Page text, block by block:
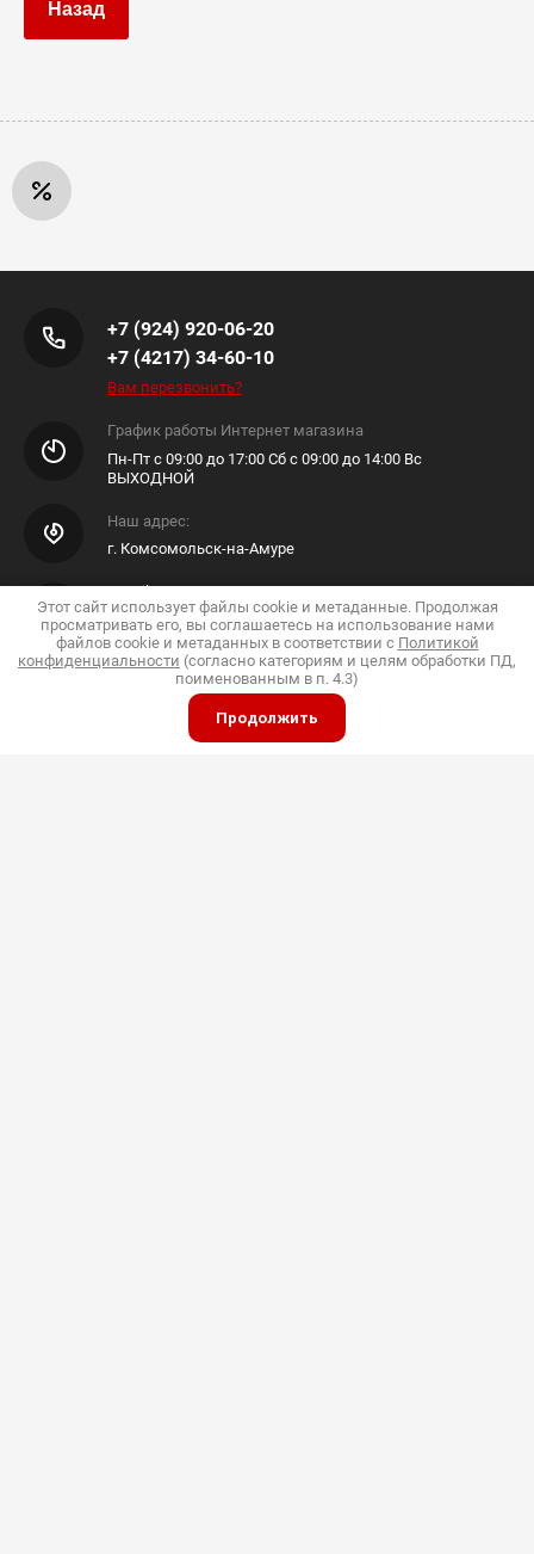
Назад
+7 (924) 920-06-20
+7 (4217) 34-60-10
Вам перезвонить?
График работы Интернет магазина
Пн-Пт с 09:00 до 17:00 Сб с 09:00 до 14:00 Вс
ВЫХОДНОЙ
Наш адрес:
г. Комсомольск-на-Амуре
E-mail Интернет Магазина
Shop@pkfdis.ru
Этот сайт использует файлы cookie и метаданные. Продолжая
просматривать его, вы соглашаетесь на использование нами
файлов cookie и метаданных в соответствии с Политикой
конфиденциальности (согласно категориям и целям обработки ПД,
поименованным в п. 4.3)
Продолжить